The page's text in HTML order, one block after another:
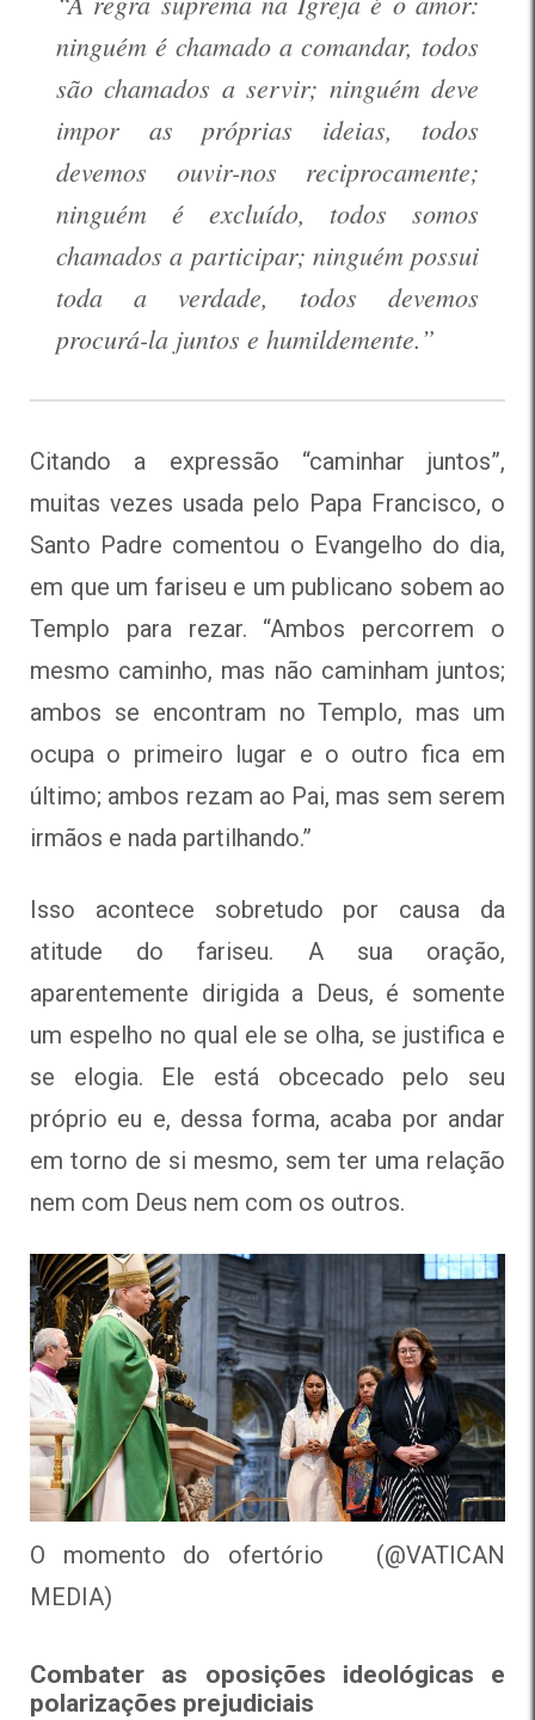
ninguém é chamado a comandar, todos
são chamados a servir; ninguém deve
impor as próprias ideias, todos
devemos ouvir-nos reciprocamente;
ninguém é excluído, todos somos
chamados a participar; ninguém possui
toda a verdade, todos devemos
procurá-la juntos e humildemente.”
Citando a expressão “caminhar juntos”,
muitas vezes usada pelo Papa Francisco, o
Santo Padre comentou o Evangelho do dia,
em que um fariseu e um publicano sobem ao
Templo para rezar. “Ambos percorrem o
mesmo caminho, mas não caminham juntos;
ambos se encontram no Templo, mas um
ocupa o primeiro lugar e o outro fica em
último; ambos rezam ao Pai, mas sem serem
irmãos e nada partilhando.”
Isso acontece sobretudo por causa da
atitude do fariseu. A sua oração,
aparentemente dirigida a Deus, é somente
um espelho no qual ele se olha, se justifica e
se elogia. Ele está obcecado pelo seu
próprio eu e, dessa forma, acaba por andar
em torno de si mesmo, sem ter uma relação
nem com Deus nem com os outros.
O momento do ofertório (@VATICAN
MEDIA)
Combater as oposições ideológicas e
polarizações prejudiciais